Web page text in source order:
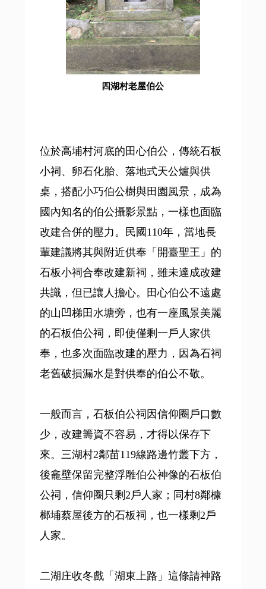
四湖村老屋伯公
位於高埔村河底的田心伯公，傳統石板
小祠、卵石化胎、落地式天公爐與供
桌，搭配小巧伯公樹與田園風景，成為
國內知名的伯公攝影景點，一樣也面臨
改建合併的壓力。民國110年，當地長
輩建議將其與附近供奉「開臺聖王」的
石板小祠合奉改建新祠，雖未達成改建
共識，但已讓人擔心。田心伯公不遠處
的山凹梯田水塘旁，也有一座風景美麗
的石板伯公祠，即使僅剩一戶人家供
奉，也多次面臨改建的壓力，因為石祠
老舊破損漏水是對供奉的伯公不敬。
一般而言，石板伯公祠因信仰圈戶口數
少，改建籌資不容易，才得以保存下
來。三湖村2鄰苗119線路邊竹叢下方，
後龕壁保留完整浮雕伯公神像的石板伯
公祠，信仰圈只剩2戶人家；同村8鄰槺
榔埔蔡屋後方的石板祠，也一樣剩2戶
人家。
二湖庄收冬戲「湖東上路」這條請神路